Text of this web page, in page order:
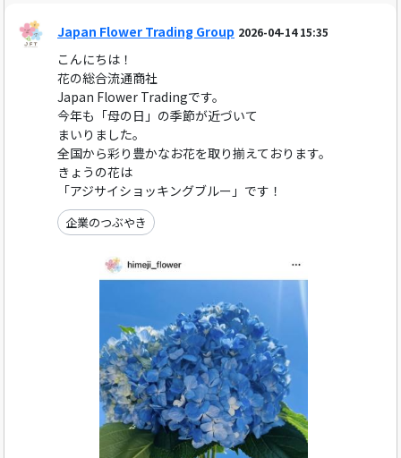
Japan Flower Trading Group 2026-04-14 15:35
こんにちは！
花の総合流通商社
Japan Flower Tradingです。
今年も「母の日」の季節が近づいて
まいりました。
全国から彩り豊かなお花を取り揃えております。
きょうの花は
「アジサイショッキングブルー」です！
企業のつぶやき